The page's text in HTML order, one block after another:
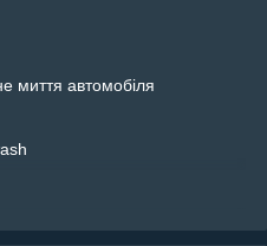
миття автомобіля